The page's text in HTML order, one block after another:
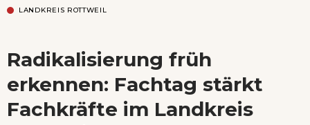
Testturm
Wenn Orte erzählen ...
LANDKREIS ROTTWEIL
Radikalisierung früh
erkennen: Fachtag stärkt
Fachkräfte im Landkreis